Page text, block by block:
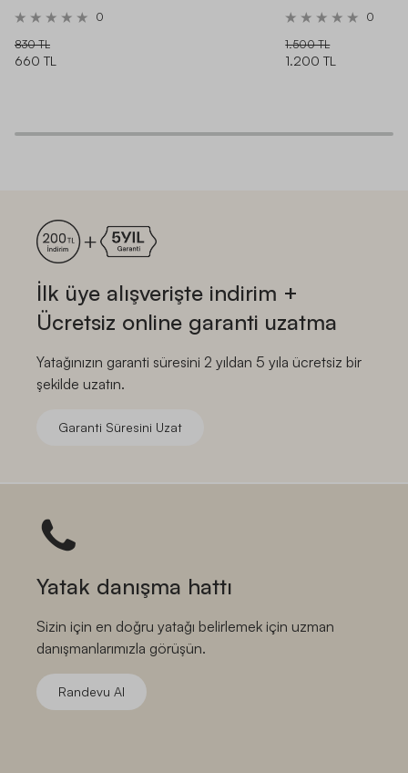
0
830 TL
660 TL
0
1.500 TL
1.200 TL
İlk üye alışverişte indirim +
Ücretsiz online garanti uzatma
Yatağınızın garanti süresini 2 yıldan 5 yıla ücretsiz bir
şekilde uzatın.
Garanti Süresini Uzat
Yatak danışma hattı
Sizin için en doğru yatağı belirlemek için uzman
danışmanlarımızla görüşün.
Randevu Al